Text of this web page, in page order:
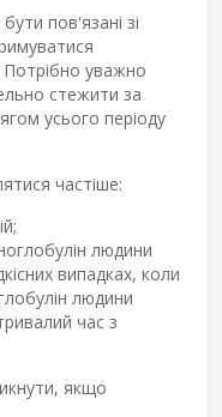
пов'язані зі
Потрібно уважно
стежити за
усього періоду
частіше:
людини
випадках, коли
людини
час з
якщо